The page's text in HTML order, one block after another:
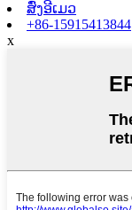
ສົ່ງອີເມວ
+86-15915413844
x